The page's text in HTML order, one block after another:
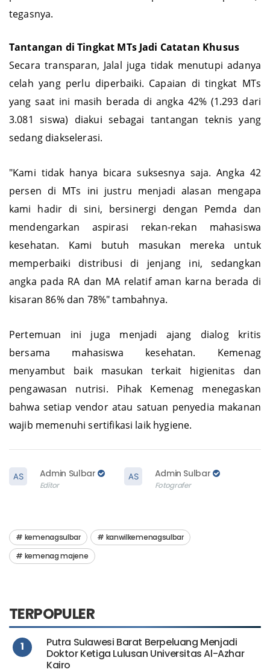
prioritas utama kami. Ini hampir tuntas 100 persen,"
tegasnya.
Tantangan di Tingkat MTs Jadi Catatan Khusus
Secara transparan, Jalal juga tidak menutupi adanya
celah yang perlu diperbaiki. Capaian di tingkat MTs
yang saat ini masih berada di angka 42% (1.293 dari
3.081 siswa) diakui sebagai tantangan teknis yang
sedang diakselerasi.
"Kami tidak hanya bicara suksesnya saja. Angka 42
persen di MTs ini justru menjadi alasan mengapa
kami hadir di sini, bersinergi dengan Pemda dan
mendengarkan aspirasi rekan-rekan mahasiswa
kesehatan. Kami butuh masukan mereka untuk
memperbaiki distribusi di jenjang ini, sedangkan
angka pada RA dan MA relatif aman karna berada di
kisaran 86% dan 78%" tambahnya.
Pertemuan ini juga menjadi ajang dialog kritis
bersama mahasiswa kesehatan. Kemenag
menyambut baik masukan terkait higienitas dan
pengawasan nutrisi. Pihak Kemenag menegaskan
bahwa setiap vendor atau satuan penyedia makanan
wajib memenuhi sertifikasi laik hygiene.
Admin Sulbar Admin Sulbar
Fotografer
kemenagsulbar
kanwilkemenagsulbar
kemenag majene
TERPOPULER
1
Putra Sulawesi Barat Berpeluang Menjadi
Doktor Ketiga Lulusan Universitas Al-Azhar